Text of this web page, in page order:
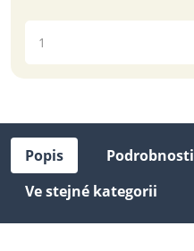
Popis
Podrobnosti
Ve stejné kategorii